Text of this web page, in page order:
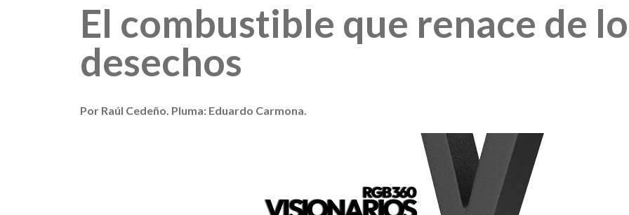
El combustible que renace de
desechos
Por Raúl Cedeño. Pluma: Eduardo Carmona.